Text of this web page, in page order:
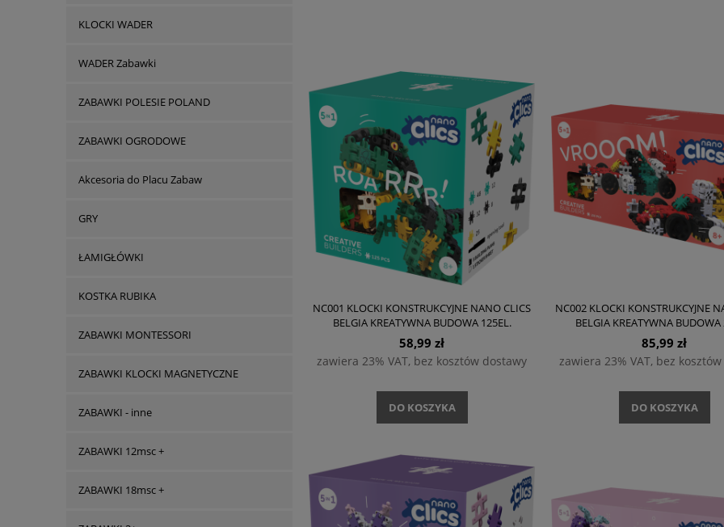
KLOCKI WADER
WADER Zabawki
ZABAWKI POLESIE POLAND
ZABAWKI OGRODOWE
Akcesoria do Placu Zabaw
GRY
ŁAMIGŁÓWKI
KOSTKA RUBIKA
ZABAWKI MONTESSORI
ZABAWKI KLOCKI MAGNETYCZNE
ZABAWKI - inne
ZABAWKI 12msc +
ZABAWKI 18msc +
NC001 KLOCKI KONSTRUKCYJNE NANO CLICS
BELGIA KREATYWNA BUDOWA 125EL.
58,99 zł
zawiera 23% VAT, bez kosztów dostawy
DO KOSZYKA
NC002 KLOCKI KONSTRUKCYJNE
BELGIA KREATYWNA BUDOWA
85,99 zł
zawiera 23% VAT, bez
DO KOSZYKA